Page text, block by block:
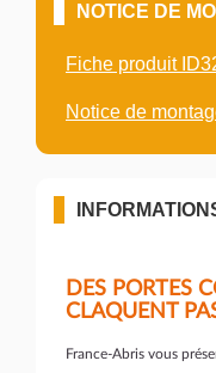
NOTICE DE
Fiche produit
Notice de
DES PORTES
CLAQUENT
France-Abris vous